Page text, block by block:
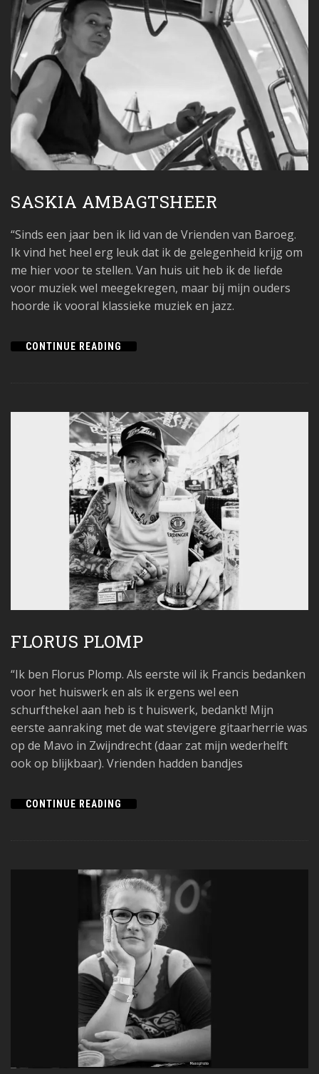
SASKIA AMBAGTSHEER
“Sinds een jaar ben ik lid van de Vrienden van Baroeg.
Ik vind het heel erg leuk dat ik de gelegenheid krijg om
me hier voor te stellen. Van huis uit heb ik de liefde
voor muziek wel meegekregen, maar bij mijn ouders
hoorde ik vooral klassieke muziek en jazz.
CONTINUE READING
FLORUS PLOMP
“Ik ben Florus Plomp. Als eerste wil ik Francis bedanken
voor het huiswerk en als ik ergens wel een
schurfthekel aan heb is t huiswerk, bedankt! Mijn
eerste aanraking met de wat stevigere gitaarherrie was
op de Mavo in Zwijndrecht (daar zat mijn wederhelft
ook op blijkbaar). Vrienden hadden bandjes
CONTINUE READING